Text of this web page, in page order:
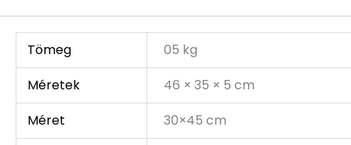
Tömeg
05 kg
Méretek
46 × 35 × 5 cm
Méret
30×45 cm